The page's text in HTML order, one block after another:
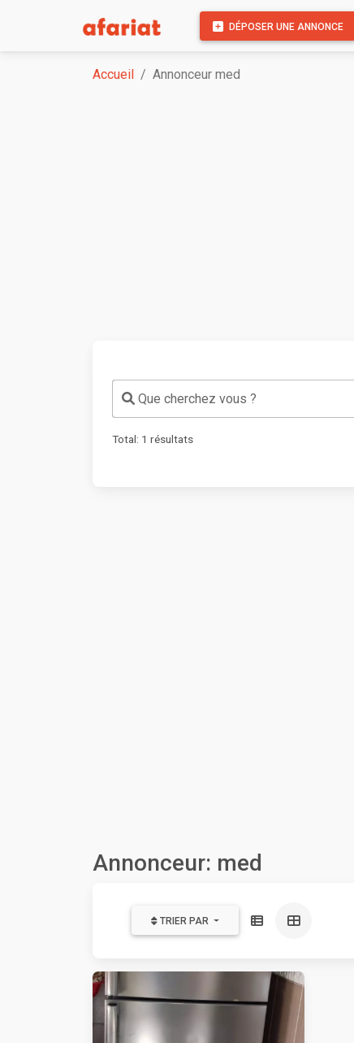
DÉPOSER UNE ANNONCE
Accueil Annonceur med
Que cherchez vous ?
Total: 1 résultats
Annonceur: med
TRIER PAR